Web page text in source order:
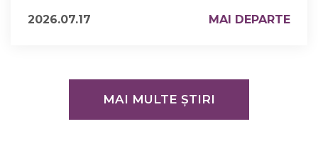
2026.07.17
MAI DEPARTE
MAI MULTE ȘTIRI